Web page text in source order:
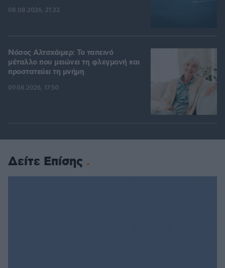
08.08.2026, 21:23
Νόσος Αλτσχάιμερ: Το ταπεινό
μέταλλο που μειώνει τη φλεγμονή και
προστατεύει τη μνήμη
09.08.2026, 17:50
Δείτε Επίσης